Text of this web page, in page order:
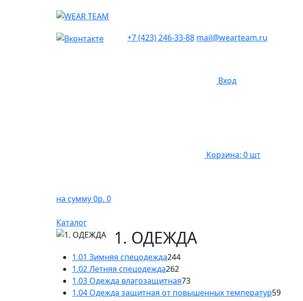
+7 (423) 246-33-88 mail@wearteam.ru
Вход
Корзина: 0 шт
на сумму 0р. 0
Каталог
1. ОДЕЖДА
1.01 Зимняя спецодежда244
1.02 Летняя спецодежда262
1.03 Одежда влагозащитная73
1.04 Одежда защитная от повышенных температур59